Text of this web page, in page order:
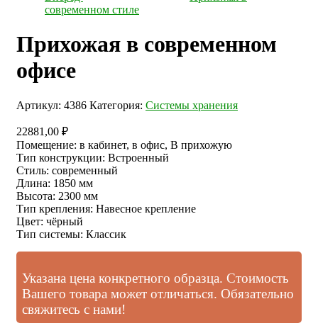
современном стиле
Прихожая в современном
офисе
Артикул: 4386 Категория: Системы хранения
22881,00 ₽
Помещение: в кабинет, в офис, В прихожую
Тип конструкции: Встроенный
Стиль: современный
Длина: 1850 мм
Высота: 2300 мм
Тип крепления: Навесное крепление
Цвет: чёрный
Тип системы: Классик
Указана цена конкретного образца. Стоимость
Вашего товара может отличаться. Обязательно
свяжитесь с нами!